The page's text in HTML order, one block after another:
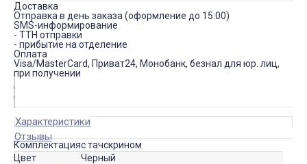
Доставка
Отправка в день заказа (оформление до 15:00)
SMS-информирование
- ТТН отправки
- прибытие на отделение
Оплата
Visa/MasterCard, Приват24, Монобанк, безнал для юр. лиц,
при получении
Характеристики
Отзывы
Комплектацияс тачскрином
Цвет
Черный